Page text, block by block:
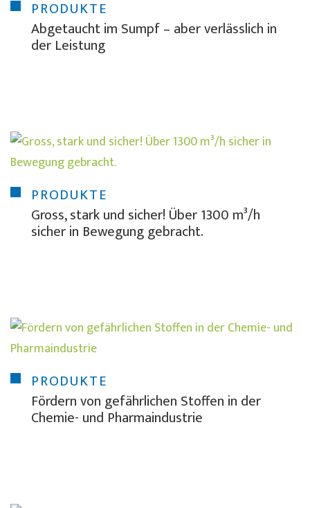
PRODUKTE
Abgetaucht im Sumpf – aber verlässlich in
der Leistung
PRODUKTE
Gross, stark und sicher! Über 1300 m³/h
sicher in Bewegung gebracht.
PRODUKTE
Fördern von gefährlichen Stoffen in der
Chemie- und Pharmaindustrie